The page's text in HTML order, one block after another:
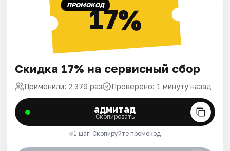
ПРОМОКОД17%
Скидка 17% на сервисный сбор
Применили: 2 379 раз Проверено: 1 минуту назад
адмитад
Скопировать
1 шаг. Скопируйте промокод